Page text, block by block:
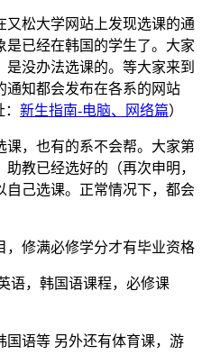
松大学网站上发现选课的通
已经在韩国的学生了。大家
没办法选课的。等大家来到
通知都会发布在各系的网站
新生指南-电脑、网络篇）
课，也有的系不会帮。大家第
教已经选好的（再次申明，
自己选课。正常情况下，都会
，修满必修学分才有毕业资格
语，韩国语课程，必修课
国语等 另外还有体育课，游